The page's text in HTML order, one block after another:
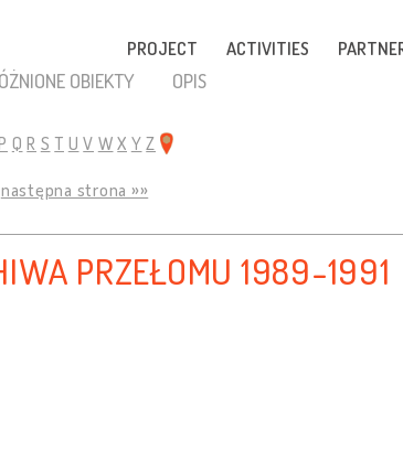
PROJECT ACTIVITIES
OBIEKTY OPIS
Q R S T U V W X Y Z
następna strona »»
PRZEŁOMU 1989-1991